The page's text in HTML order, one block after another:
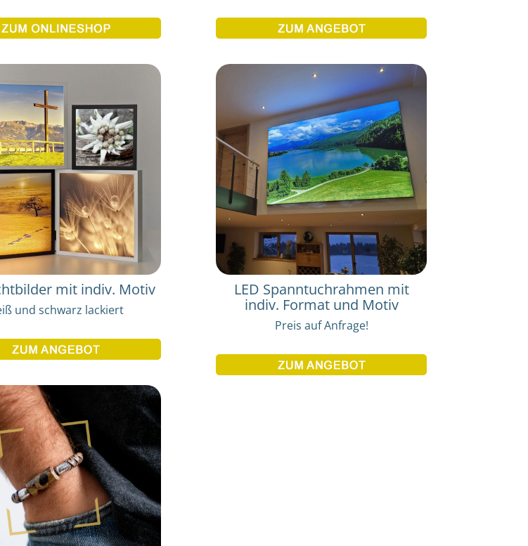
mit indiv. Motiv
und schwarz lackiert
LED Spanntuchrahmen mit
indiv. Format und Motiv
Preis auf Anfrage!